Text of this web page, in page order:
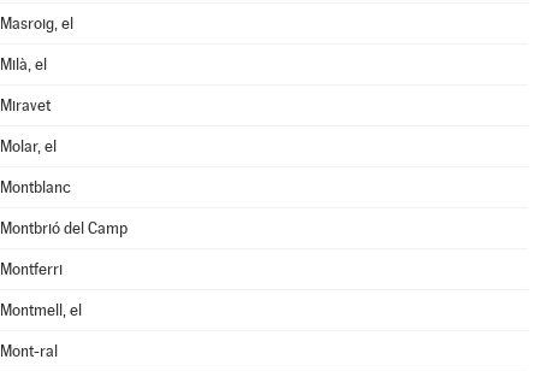
Masroig, el
Milà, el
Miravet
Molar, el
Montblanc
Montbrió del Camp
Montferri
Montmell, el
Mont-ral